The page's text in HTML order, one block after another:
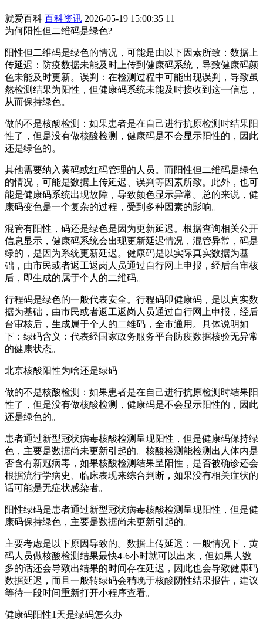
就爱百科 百科资讯 2026-05-19 15:00:35 11
为何阳性但二维码是绿色?
阳性但二维码是绿色的情况，可能是由以下因素所致：数据上
传延迟：防疫数据未能及时上传到健康码系统，导致健康码颜
色未能及时更新。误判：在检测过程中可能出现误判，导致虽
然检测结果为阳性，但健康码系统未能及时接收到这一信息，
从而保持绿色。
做的不是核酸检测：如果患者是在自己进行抗原检测时结果阳
性了，但是没有做核酸检测，健康码是不会显示阳性的，因此
还是绿色的。
其他需要纳入黄码或红码管理的人员。而阳性但二维码是绿色
的情况，可能是数据上传延迟、误判等因素所致。此外，也可
能是健康码系统出现故障，导致颜色显示异常。总的来说，健
康码变色是一个复杂的过程，受到多种因素的影响。
混管有阳性，码还是绿色是因为更新延迟。根据查询相关公开
信息显示，健康码系统会出现更新延迟情况，混管异常，码是
绿的，是因为系统更新延迟。健康码是以实际真实数据为基
础，由市民或者返工返岗人员通过自行网上申报，经后台审核
后，即生成的属于个人的二维码。
行程码是绿色的一般代表安全。行程码即健康码，是以真实数
据为基础，由市民或者返工返岗人员通过自行网上申报，经后
台审核后，生成属于个人的二维码，全市通用。具体说明如
下：绿码含义：代表经国家政务服务平台防疫数据核验无异常
的健康状态。
北京核酸阳性为啥还是绿码
做的不是核酸检测：如果患者是在自己进行抗原检测时结果阳
性了，但是没有做核酸检测，健康码是不会显示阳性的，因此
还是绿色的。
患者通过新型冠状病毒核酸检测呈现阳性，但是健康码保持绿
色，主要是数据尚未更新引起的。核酸检测能检测出人体内是
否含有新冠病毒，如果核酸检测结果呈阳性，是否被确诊还会
根据流行学病史、临床表现来综合判断，如果没有相关症状的
话可能是无症状感染者。
阳性绿码是患者通过新型冠状病毒核酸检测呈现阳性，但是健
康码保持绿色，主要是数据尚未更新引起的。
主要考虑是以下原因导致的。数据上传延迟：一般情况下，黄
码人员做核酸检测结果最快4-6小时就可以出来，但如果人数
多的话还会导致出结果的时间存在延迟，因此也会导致健康码
数据延迟，而且一般转绿码会稍晚于核酸阴性结果报告，建议
等待一段时间重新打开小程序查看。
健康码阳性1天是绿码怎么办